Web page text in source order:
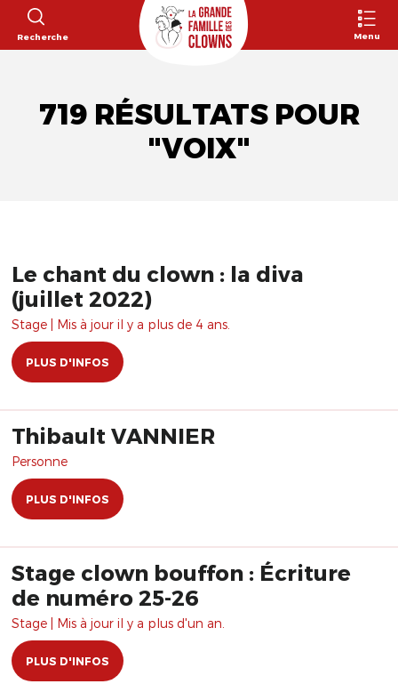
Recherche Menu
719 RÉSULTATS POUR
"VOIX"
Le chant du clown : la diva
(juillet 2022)
Stage | Mis à jour il y a plus de 4 ans.
PLUS D'INFOS
Thibault VANNIER
Personne
PLUS D'INFOS
Stage clown bouffon : Écriture
de numéro 25-26
Stage | Mis à jour il y a plus d'un an.
PLUS D'INFOS